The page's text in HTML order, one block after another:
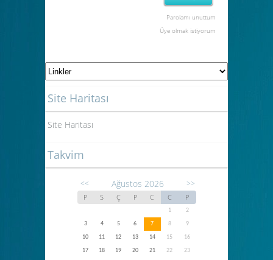
Parolamı unuttum
Üye olmak istiyorum
Site Haritası
Site Haritası
Takvim
<< Ağustos 2026 >>
P S Ç P C C P
1
2
3
4 5 6 7 8
9
10
11 12 13 14 15
16
17
18 19 20 21 22
23